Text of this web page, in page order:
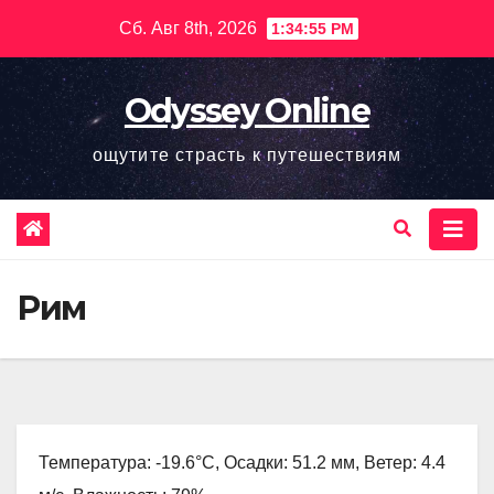
содержимому
Сб. Авг 8th, 2026 1:34:56 PM
Odyssey Online
ощутите страсть к путешествиям
Рим
Температура: -19.6°C, Осадки: 51.2 мм, Ветер: 4.4